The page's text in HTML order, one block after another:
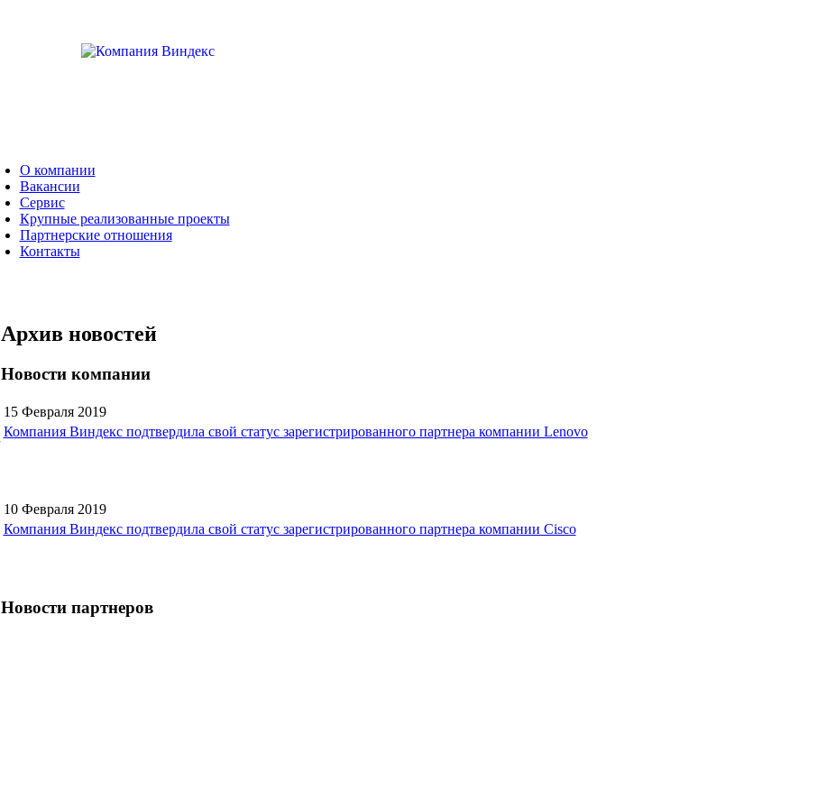
О компании
Вакансии
Сервис
Крупные реализованные проекты
Партнерские отношения
Контакты
Архив новостей
Новости компании
15 Февраля 2019
Компания Виндекс подтвердила свой статус зарегистрированного партнера компании Lenovo
10 Февраля 2019
Компания Виндекс подтвердила свой статус зарегистрированного партнера компании Cisco
Новости партнеров